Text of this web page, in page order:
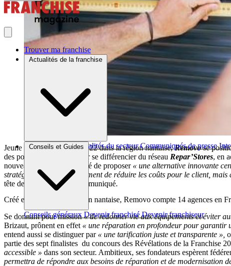
Trouver ma franchise
Actualités de la franchise
Brèves et actus Actualités du secteur Communiqués de presse
Conseils et Guides
Conseils généraux Devenir franchisé Devenir franchiseur
Jeune enseigne créée en 2022 dans la région nantaise,Removose
des portes de garages. Pour se différencier du réseau Repar’Stores, en
nouveau concept ont décidé de proposer « une alternative innovante
stratégie permet non seulement de réduire les coûts pour le client,
tête de réseau dans un communiqué.
Créé en 2022 dans la région nantaise, Removo compte 14 agences en
Se donnant pour mission« de redonner vie aux équipements et éviter
Brizaut, prônent en effet « une réparation en profondeur pour garantir
entend aussi se distinguer par « une tarification juste et transparente »,
partie des sept finalistes du concours des Révélations de la Franchise
accessible » dans son secteur. Ambitieux, ses fondateurs espèrent
permettra de répondre aux besoins de réparation et de modernisation